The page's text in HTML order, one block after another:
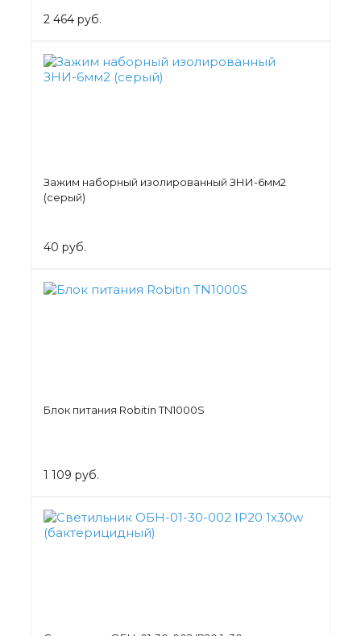
2 464 руб.
Зажим наборный изолированный ЗНИ-6мм2
(серый)
40 руб.
Блок питания Robitin TN1000S
1 109 руб.